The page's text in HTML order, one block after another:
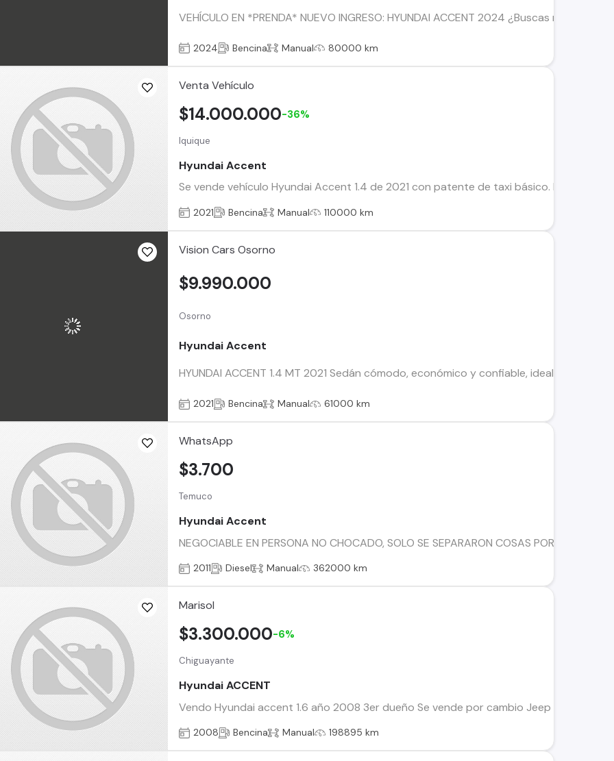
VEHÍCULO EN *PRENDA* NUEVO INGRESO: HYUNDAI ACCENT 2024 ¿Buscas
2024 Bencina Manual 80000 km
Venta Vehículo
Iquique
Hyundai Accent
Se vende vehículo Hyundai Accent 1.4 de 2021 con patente de taxi básico. En
$14.000.000-36%
2021 Bencina Manual 110000 km
Vision Cars Osorno
Osorno
Hyundai Accent
HYUNDAI ACCENT 1.4 MT 2021 Sedán cómodo, económico y confiable, ideal para
$9.990.000
2021 Bencina Manual 61000 km
WhatsApp
Temuco
Hyundai Accent
NEGOCIABLE EN PERSONA NO CHOCADO, SOLO SE SEPARARON COSAS POR
$3.700
2011 Diesel Manual 362000 km
Marisol
Chiguayante
Hyundai ACCENT
Vendo Hyundai accent 1.6 año 2008 3er dueño Se vende por cambio Jeep para uso
$3.300.000-6%
2008 Bencina Manual 198895 km